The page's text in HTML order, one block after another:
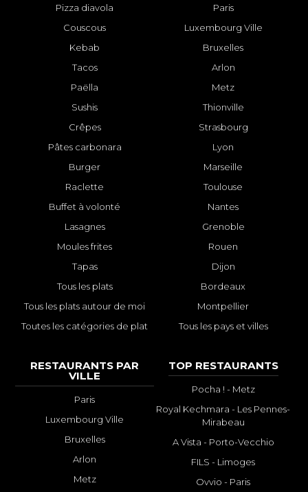
Pizza diavola
Couscous
Kebab
Tacos
Paëlla
Sushis
Crêpes
Pâtes carbonara
Burger
Raclette
Buffet à volonté
Lasagnes
Moules frites
Tapas
Tous les plats
Tous les plats autour de moi
Toutes les catégories de plat
Paris
Luxembourg Ville
Bruxelles
Arlon
Metz
Thionville
Strasbourg
Lyon
Marseille
Toulouse
Nantes
Grenoble
Rouen
Dijon
Bordeaux
Montpellier
Tous les pays et villes
RESTAURANTS PAR
VILLE
Paris
Luxembourg Ville
Bruxelles
Arlon
Metz
TOP RESTAURANTS
Pocha ! - Metz
Royal Kechmara - Les Pennes-
Mirabeau
A Vista - Porto-Vecchio
FILS - Limoges
Ovvio - Paris